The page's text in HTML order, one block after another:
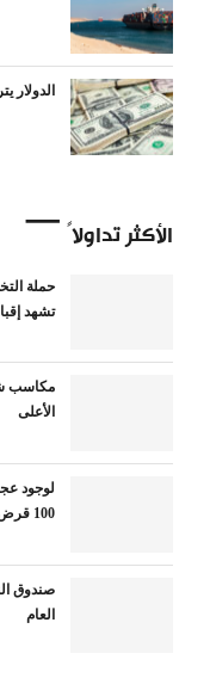
الدولار
الأكثر تداولاً
حملة
تشهد
مكاسب
الأعلى
لوجود
100 قرض فقط للإعلان عنهم قريبا
صندوق
العام